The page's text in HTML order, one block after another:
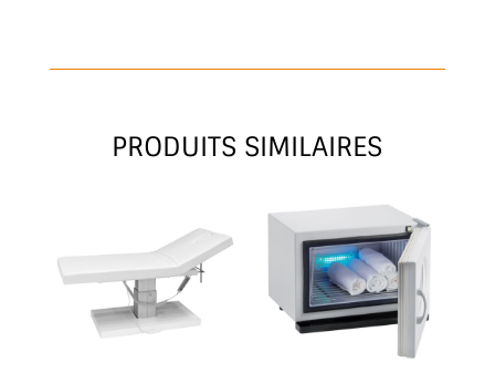
PRODUITS SIMILAIRES